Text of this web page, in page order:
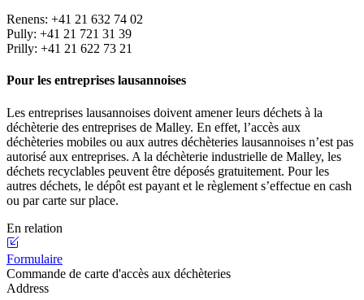
Renens: +41 21 632 74 02
Pully: +41 21 721 31 39
Prilly: +41 21 622 73 21
Pour les entreprises lausannoises
Les entreprises lausannoises doivent amener leurs déchets à la
déchèterie des entreprises de Malley. En effet, l’accès aux
déchèteries mobiles ou aux autres déchèteries lausannoises n’est pas
autorisé aux entreprises. A la déchèterie industrielle de Malley, les
déchets recyclables peuvent être déposés gratuitement. Pour les
autres déchets, le dépôt est payant et le règlement s’effectue en cash
ou par carte sur place.
En relation
Formulaire
Commande de carte d'accès aux déchèteries
Address